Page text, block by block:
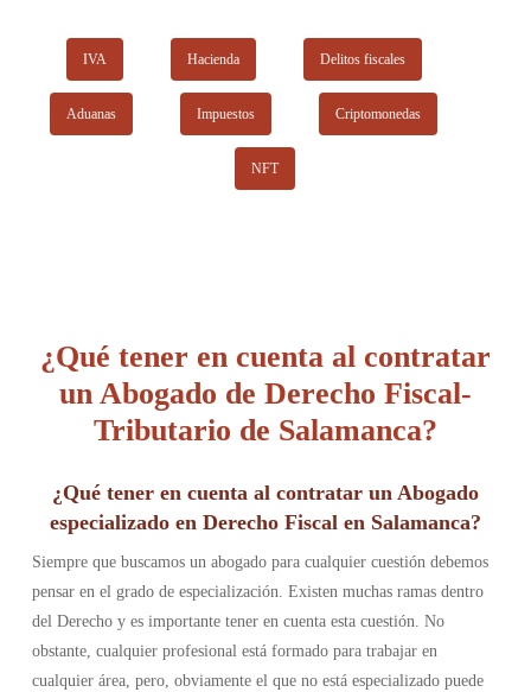
IVA Hacienda Delitos fiscales
Aduanas Impuestos Criptomonedas
NFT
¿Qué tener en cuenta al contratar
un Abogado de Derecho Fiscal-
Tributario de Salamanca?
¿Qué tener en cuenta al contratar un Abogado
especializado en Derecho Fiscal en Salamanca?
Siempre que buscamos un abogado para cualquier cuestión debemos
pensar en el grado de especialización. Existen muchas ramas dentro
del Derecho y es importante tener en cuenta esta cuestión. No
obstante, cualquier profesional está formado para trabajar en
cualquier área, pero, obviamente el que no está especializado puede